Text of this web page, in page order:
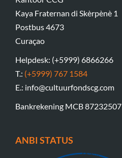
Kaya Fraternan di Skèrpènè 1
Postbus 4673
Curaçao
Helpdesk: (+5999) 6866266
T.: (+5999) 767 1584
E.: info@cultuurfondscg.com
Bankrekening MCB 87232507
ANBI STATUS